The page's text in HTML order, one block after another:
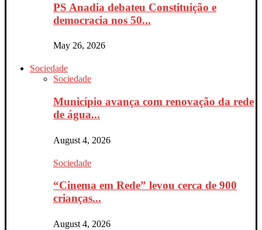
PS Anadia debateu Constituição e
democracia nos 50...
May 26, 2026
Sociedade
Sociedade
Município avança com renovação da rede
de água...
August 4, 2026
Sociedade
“Cinema em Rede” levou cerca de 900
crianças...
August 4, 2026